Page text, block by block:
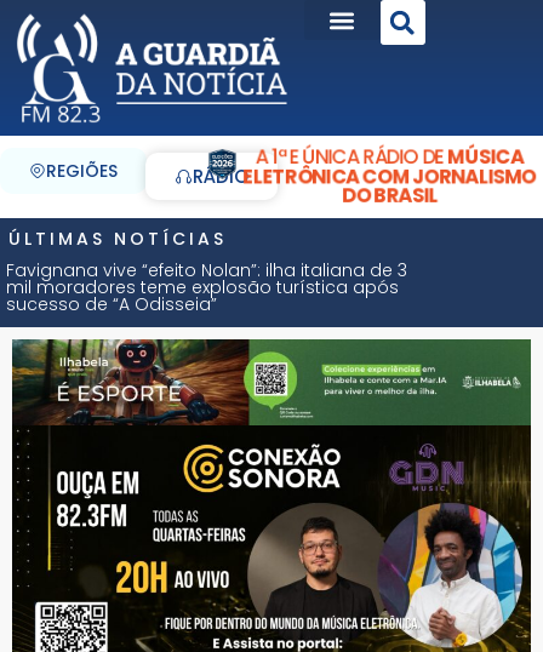
REGIÕES RÁDIO
A 1ª E ÚNICA RÁDIO DEMÚSICA
ELETRÔNICA COM JORNALISMO
DO BRASIL
ÚLTIMAS NOTÍCIAS
Favignana vive “efeito Nolan”: ilha italiana de 3
mil moradores teme explosão turística após
sucesso de “A Odisseia”